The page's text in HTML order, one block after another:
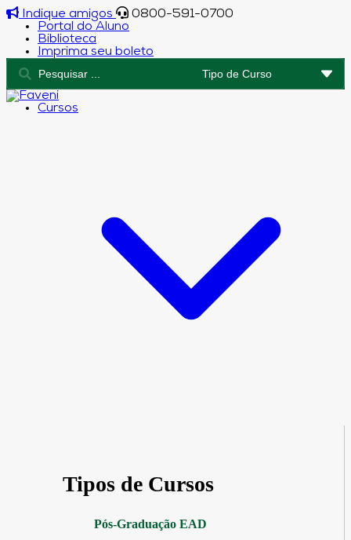
Indique amigos
0800-591-0700
Portal do Aluno
Biblioteca
Imprima seu boleto
Cursos
Tipos de Cursos
Pós-Graduação EAD